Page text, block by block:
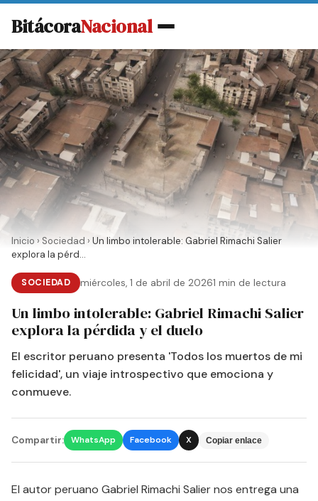
BitácoraNacional
Inicio › Sociedad › Un limbo intolerable: Gabriel Rimachi Salier
explora la pérd...
SOCIEDAD miércoles, 1 de abril de 20261 min de lectura
Un limbo intolerable: Gabriel Rimachi Salier
explora la pérdida y el duelo
El escritor peruano presenta 'Todos los muertos de mi
felicidad', un viaje introspectivo que emociona y
conmueve.
Compartir: WhatsApp Facebook X Copiar enlace
El autor peruano Gabriel Rimachi Salier nos entrega una